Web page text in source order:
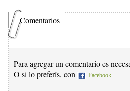
Comentarios
Para agregar un comentario es
O si lo preferís, con Facebook